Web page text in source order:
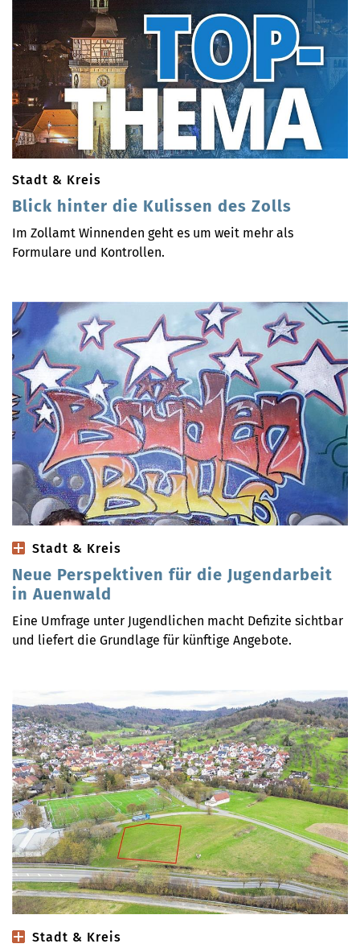
Stadt & Kreis
Blick hinter die Kulissen des Zolls
Im Zollamt Winnenden geht es um weit mehr als
Formulare und Kontrollen.
Stadt & Kreis
Neue Perspektiven für die Jugendarbeit
in Auenwald
Eine Umfrage unter Jugendlichen macht Defizite sichtbar
und liefert die Grundlage für künftige Angebote.
Stadt & Kreis